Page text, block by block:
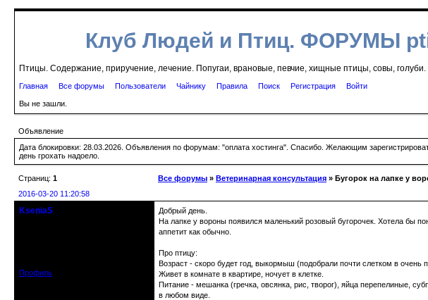
Клуб Людей и Птиц. ФОРУМЫ
Птицы. Содержание, приручение, лечение. Попугаи, врановые, певчие, хищные птицы, совы, голуби.
Главная Все форумы Пользователи Чайнику Правила Поиск Регистрация Войти
Вы не зашли.
Объявление
Дата блокировки: 28.03.2026. Объявления по форумам: "оплата хостинга". Спасибо. Желающим
день грохать надоело.
Страниц: 1 Все форумы » Ветеринарная консультация » Бугорок на лапке у
2016-03-20 11:20:58
KseniaS
Профиль
Добрый день.
На лапке у вороны появился маленький розовый бугорочек. Хотела бы
аппетит как обычно.
Про птицу:
Возраст - скоро будет год, выкормыш (подобрали почти слетком в очень
Живет в комнате в квартире, ночует в клетке.
Питание - мешанка (гречка, овсянка, рис, творог), яйца перепелиные,
в любом виде.